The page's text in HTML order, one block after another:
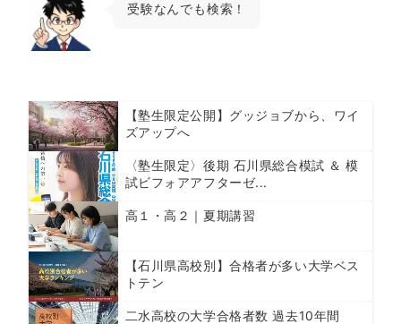
受験なんでも検索！
【塾生限定公開】グッジョブから、ワイ
ズアップへ
〈塾生限定〉後期 石川県総合模試 ＆ 模
試ビフォアアフターゼ...
高１・高２｜夏期講習
【石川県高校別】合格者が多い大学ベス
トテン
二水高校の大学合格者数 過去10年間